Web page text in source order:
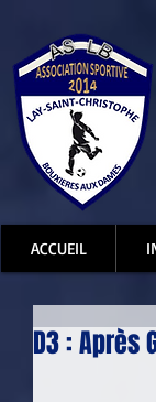
ACCUEIL
D3 : Après